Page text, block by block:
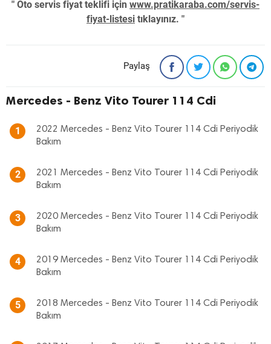
" Oto servis fiyat teklifi için www.pratikaraba.com/servis-
fiyat-listesi tıklayınız. "
Paylaş
Mercedes - Benz Vito Tourer 114 Cdi
1
2022 Mercedes - Benz Vito Tourer 114 Cdi Periyodik
Bakım
2
2021 Mercedes - Benz Vito Tourer 114 Cdi Periyodik
Bakım
3
2020 Mercedes - Benz Vito Tourer 114 Cdi Periyodik
Bakım
4
2019 Mercedes - Benz Vito Tourer 114 Cdi Periyodik
Bakım
5
2018 Mercedes - Benz Vito Tourer 114 Cdi Periyodik
Bakım